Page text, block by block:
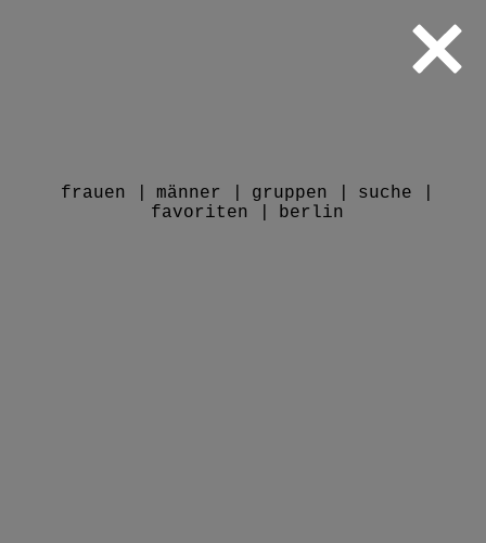
frauen männer gruppen
suche
favoriten
berlin